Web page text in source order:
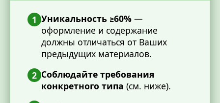
1 Уникальность ≥60% —
оформление и содержание
должны отличаться от Ваших
предыдущих материалов.
2 Соблюдайте требования
конкретного типа (см. ниже).